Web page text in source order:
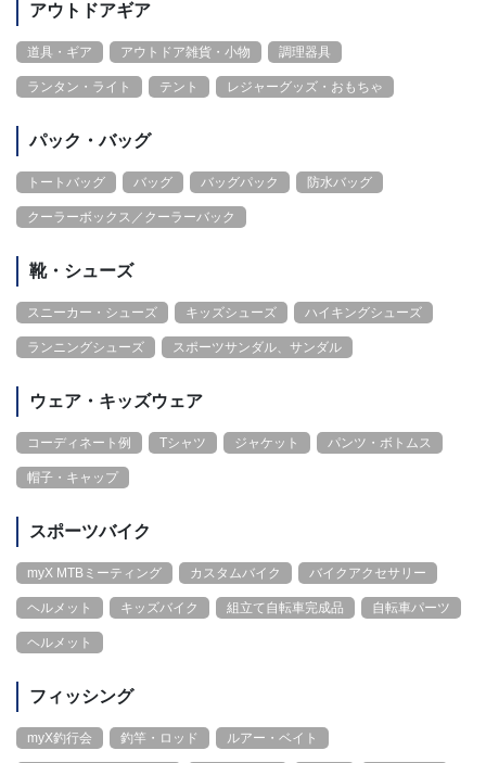
アウトドアギア
道具・ギア アウトドア雑貨・小物 調理器具
ランタン・ライト テント レジャーグッズ・おもちゃ
パック・バッグ
トートバッグ バッグ バッグパック 防水バッグ
クーラーボックス／クーラーバック
靴・シューズ
スニーカー・シューズ キッズシューズ ハイキングシューズ
ランニングシューズ スポーツサンダル、サンダル
ウェア・キッズウェア
コーディネート例 Tシャツ ジャケット パンツ・ボトムス
帽子・キャップ
スポーツバイク
myX MTBミーティング カスタムバイク バイクアクセサリー
ヘルメット キッズバイク 組立て自転車完成品 自転車パーツ
ヘルメット
フィッシング
myX釣行会 釣竿・ロッド ルアー・ベイト